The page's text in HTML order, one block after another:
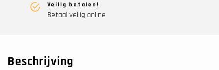
Veilig betalen!
Betaal veilig online
Beschrijving